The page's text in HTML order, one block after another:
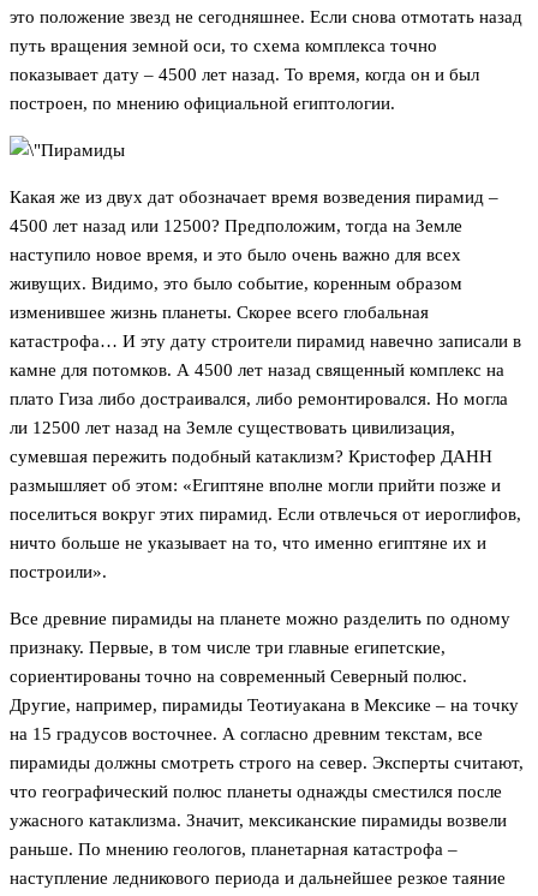
это положение звезд не сегодняшнее. Если снова отмотать назад
путь вращения земной оси, то схема комплекса точно
показывает дату – 4500 лет назад. То время, когда он и был
построен, по мнению официальной египтологии.
Какая же из двух дат обозначает время возведения пирамид –
4500 лет назад или 12500? Предположим, тогда на Земле
наступило новое время, и это было очень важно для всех
живущих. Видимо, это было событие, коренным образом
изменившее жизнь планеты. Скорее всего глобальная
катастрофа… И эту дату строители пирамид навечно записали в
камне для потомков. А 4500 лет назад священный комплекс на
плато Гиза либо достраивался, либо ремонтировался. Но могла
ли 12500 лет назад на Земле существовать цивилизация,
сумевшая пережить подобный катаклизм? Кристофер ДАНН
размышляет об этом: «Египтяне вполне могли прийти позже и
поселиться вокруг этих пирамид. Если отвлечься от иероглифов,
ничто больше не указывает на то, что именно египтяне их и
построили».
Все древние пирамиды на планете можно разделить по одному
признаку. Первые, в том числе три главные египетские,
сориентированы точно на современный Северный полюс.
Другие, например, пирамиды Теотиуакана в Мексике – на точку
на 15 градусов восточнее. А согласно древним текстам, все
пирамиды должны смотреть строго на север. Эксперты считают,
что географический полюс планеты однажды сместился после
ужасного катаклизма. Значит, мексиканские пирамиды возвели
раньше. По мнению геологов, планетарная катастрофа –
наступление ледникового периода и дальнейшее резкое таяние